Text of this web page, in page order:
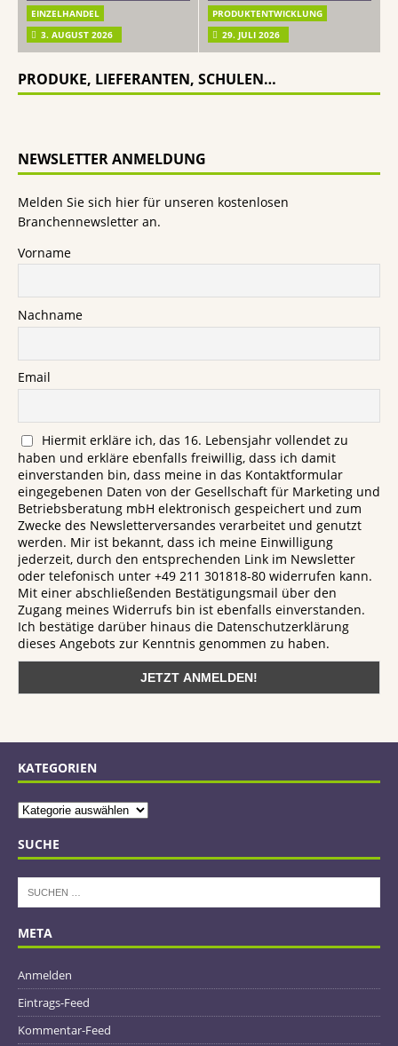
EINZELHANDEL
3. AUGUST 2026
PRODUKTENTWICKLUNG
29. JULI 2026
PRODUKE, LIEFERANTEN, SCHULEN…
NEWSLETTER ANMELDUNG
Melden Sie sich hier für unseren kostenlosen
Branchennewsletter an.
Vorname
Nachname
Email
Hiermit erkläre ich, das 16. Lebensjahr vollendet zu
haben und erkläre ebenfalls freiwillig, dass ich damit
einverstanden bin, dass meine in das Kontaktformular
eingegebenen Daten von der Gesellschaft für Marketing und
Betriebsberatung mbH elektronisch gespeichert und zum
Zwecke des Newsletterversandes verarbeitet und genutzt
werden. Mir ist bekannt, dass ich meine Einwilligung
jederzeit, durch den entsprechenden Link im Newsletter
oder telefonisch unter +49 211 301818-80 widerrufen kann.
Mit einer abschließenden Bestätigungsmail über den
Zugang meines Widerrufs bin ist ebenfalls einverstanden.
Ich bestätige darüber hinaus die Datenschutzerklärung
dieses Angebots zur Kenntnis genommen zu haben.
KATEGORIEN
SUCHE
META
Anmelden
Eintrags-Feed
Kommentar-Feed